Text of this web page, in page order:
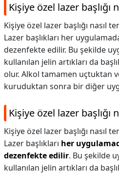
Kişiye özel lazer başlığı
Kişiye özel lazer başlığı nasıl
Lazer başlıkları her
dezenfekte edilir. Bu şekilde
kullanılan jelin artıkları da
olur. Alkol tamamen uçtuktan
kuruduktan sonra bir diğer
Kişiye özel lazer başlığı
Kişiye özel lazer başlığı nasıl
Lazer başlıkları her
dezenfekte edilir. Bu şekilde
kullanılan jelin artıkları da